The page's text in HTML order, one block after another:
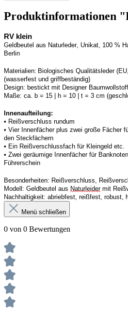
Produktinformationen
RV klein
Geldbeutel aus Naturleder, Unikat, 100 %
Berlin
Materialien: Biologisches Qualitätsleder
(wasserfest und griffbeständig)
Design: bestickt mit Designer
Maße: ca. b = 15 | h = 10 | t = 3 cm
Innenaufteilung:
• Reißverschluss rundum
• Vier Innenfächer plus zwei große Fächer
den Steckfächern
• Ein Reißverschlussfach für Kleingeld etc.
• Zwei geräumige Innenfächer für
Führerschein
Besonderheiten: Reißverschluss,
Modell: Geldbeutel aus Naturleider mit
Nachhaltigkeit: abriebfest, reißfest, robust
Menü schließen
0 von 0 Bewertungen